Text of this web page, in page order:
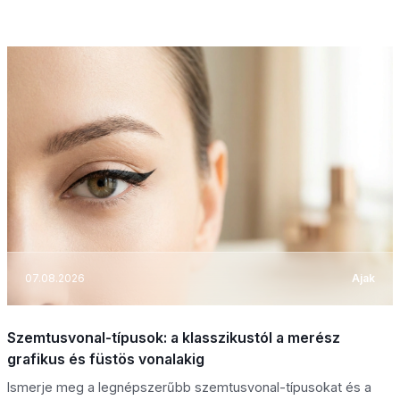
07.08.2026 Ajak
Szemtusvonal-típusok: a klasszikustól a merész
grafikus és füstös vonalakig
Ismerje meg a legnépszerűbb szemtusvonal-típusokat és a